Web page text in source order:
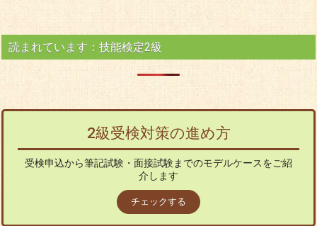
読まれています：技能検定2級
2級受検対策の進め方
受検申込から筆記試験・面接試験までのモデルケースをご紹
介します
チェックする